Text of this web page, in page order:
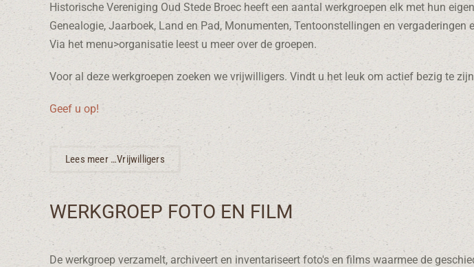
Historische Vereniging Oud Stede Broec heeft een aantal werkgroepen elk met hun
Genealogie, Jaarboek, Land en Pad, Monumenten, Tentoonstellingen en vergaderingen
Via het menu>organisatie leest u meer over de groepen.
Voor al deze werkgroepen zoeken we vrijwilligers. Vindt u het leuk om actief bezig te
Geef u op!
Lees meer …Vrijwilligers
WERKGROEP FOTO EN FILM
De werkgroep verzamelt, archiveert en inventariseert foto's en films waarmee de